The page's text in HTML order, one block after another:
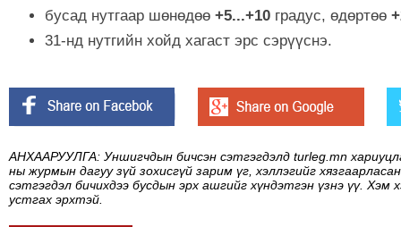
бусад нутгаар шөнөдөө +5...+10 градус, өдөртөө
31-нд нутгийн хойд хагаст эрс сэрүүснэ.
АНХААРУУЛГА: Уншигчдын бичсэн сэтгэгдэлд turleg.mn
ны журмын дагуу зүй зохисгүй зарим үг, хэллэгийг
сэтгэгдэл бичихдээ бусдын эрх ашгийг хүндэтгэн үзнэ үү. Хэм
устгах эрхтэй.